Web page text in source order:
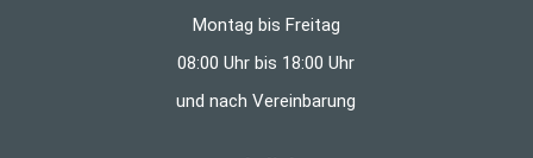
Montag bis Freitag
08:00 Uhr bis 18:00 Uhr
und nach Vereinbarung